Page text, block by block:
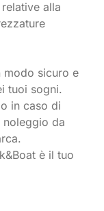
alla
modo sicuro e
tuoi sogni.
in caso di
da
è il tuo